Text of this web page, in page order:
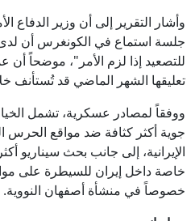
وأشار التقرير إلى أن وزير الدفاع
جلسة استماع في الكونغرس أن
للتصعيد إذا لزم الأمر"، موضحاً
تعليقها الشهر الماضي قد تُستأنف
ووفقاً لمصادر عسكرية، تشمل
جوية أكثر كثافة ضد مواقع الحرس
الإيرانية، إلى جانب بحث سيناريو
خاصة داخل إيران للسيطرة على
خصوصاً في منشأة أصفهان النووية.